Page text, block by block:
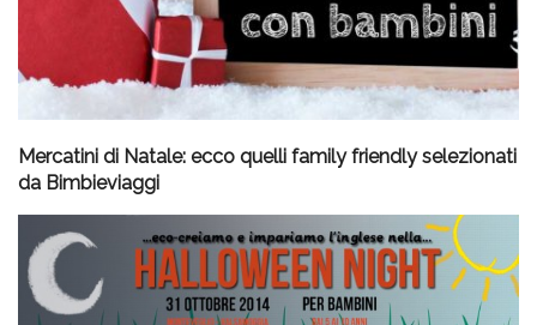
Mercatini di Natale: ecco quelli family friendly selezionati
da Bimbieviaggi